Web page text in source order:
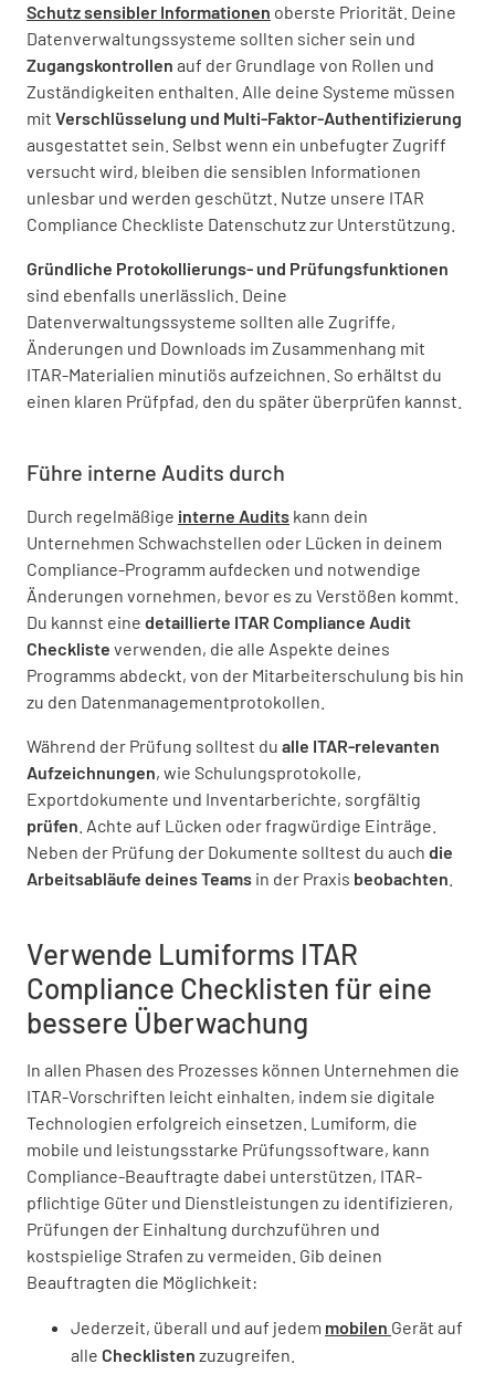
Schutz sensibler Informationen oberste Priorität. Deine
Datenverwaltungssysteme sollten sicher sein und
Zugangskontrollen auf der Grundlage von Rollen und
Zuständigkeiten enthalten. Alle deine Systeme müssen
mit Verschlüsselung und Multi-Faktor-Authentifizierung
ausgestattet sein. Selbst wenn ein unbefugter Zugriff
versucht wird, bleiben die sensiblen Informationen
unlesbar und werden geschützt. Nutze unsere ITAR
Compliance Checkliste Datenschutz zur Unterstützung.
Gründliche Protokollierungs- und Prüfungsfunktionen
sind ebenfalls unerlässlich. Deine
Datenverwaltungssysteme sollten alle Zugriffe,
Änderungen und Downloads im Zusammenhang mit
ITAR-Materialien minutiös aufzeichnen. So erhältst du
einen klaren Prüfpfad, den du später überprüfen kannst.
Führe interne Audits durch
Durch regelmäßige interne Audits kann dein
Unternehmen Schwachstellen oder Lücken in deinem
Compliance-Programm aufdecken und notwendige
Änderungen vornehmen, bevor es zu Verstößen kommt.
Du kannst eine detaillierte ITAR Compliance Audit
Checkliste verwenden, die alle Aspekte deines
Programms abdeckt, von der Mitarbeiterschulung bis hin
zu den Datenmanagementprotokollen.
Während der Prüfung solltest du alle ITAR-relevanten
Aufzeichnungen, wie Schulungsprotokolle,
Exportdokumente und Inventarberichte, sorgfältig
prüfen . Achte auf Lücken oder fragwürdige Einträge.
Neben der Prüfung der Dokumente solltest du auch die
Arbeitsabläufe deines Teams in der Praxis beobachten
Verwende Lumiforms ITAR
Compliance Checklisten für eine
bessere Überwachung
In allen Phasen des Prozesses können Unternehmen die
ITAR-Vorschriften leicht einhalten, indem sie digitale
Technologien erfolgreich einsetzen. Lumiform, die
mobile und leistungsstarke Prüfungssoftware, kann
Compliance-Beauftragte dabei unterstützen, ITAR-
pflichtige Güter und Dienstleistungen zu identifizieren,
Prüfungen der Einhaltung durchzuführen und
kostspielige Strafen zu vermeiden. Gib deinen
Beauftragten die Möglichkeit:
Jederzeit, überall und auf jedem mobilen Gerät auf
alle Checklisten zuzugreifen.